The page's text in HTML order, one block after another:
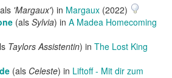
'Margaux') in Margaux (2022)
(als Sylvia) in A Madea Homecoming
Taylors Assistentin) in The Lost King
(als Celeste) in Liftoff - Mit dir zum